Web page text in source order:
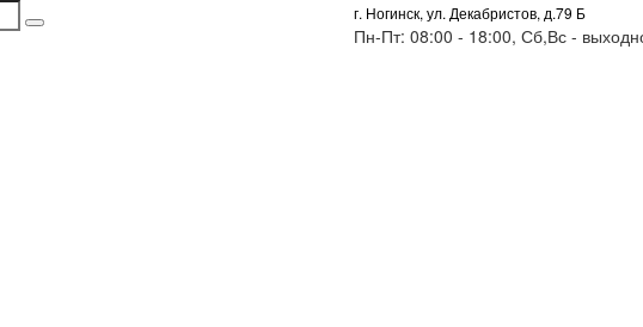
г. Ногинск, ул. Декабристов, д.79 Б
Пн-Пт: 08:00 - 18:00, Сб,Вс -